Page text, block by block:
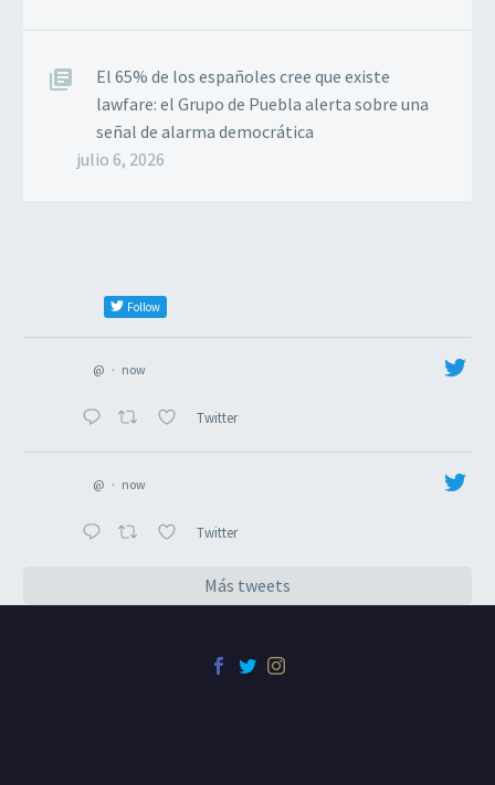
El 65% de los españoles cree que existe
lawfare: el Grupo de Puebla alerta sobre una
señal de alarma democrática
julio 6, 2026
Follow
@ · now
Twitter
@ · now
Twitter
Más tweets